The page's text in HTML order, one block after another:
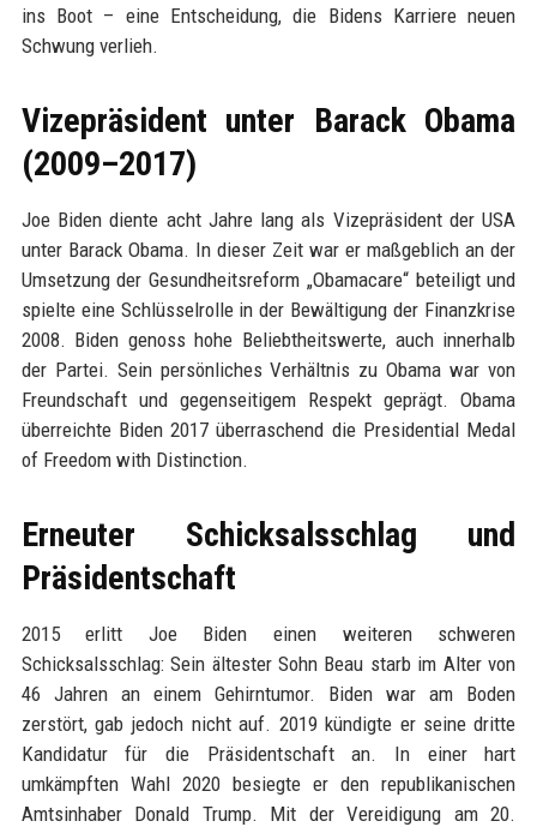
ins Boot – eine Entscheidung, die Bidens Karriere neuen
Schwung verlieh.
Vizepräsident unter Barack Obama
(2009–2017)
Joe Biden diente acht Jahre lang als Vizepräsident der USA
unter Barack Obama. In dieser Zeit war er maßgeblich an der
Umsetzung der Gesundheitsreform „Obamacare“ beteiligt und
spielte eine Schlüsselrolle in der Bewältigung der Finanzkrise
2008. Biden genoss hohe Beliebtheitswerte, auch innerhalb
der Partei. Sein persönliches Verhältnis zu Obama war von
Freundschaft und gegenseitigem Respekt geprägt. Obama
überreichte Biden 2017 überraschend die Presidential Medal
of Freedom with Distinction.
Erneuter Schicksalsschlag und
Präsidentschaft
2015 erlitt Joe Biden einen weiteren schweren
Schicksalsschlag: Sein ältester Sohn Beau starb im Alter von
46 Jahren an einem Gehirntumor. Biden war am Boden
zerstört, gab jedoch nicht auf. 2019 kündigte er seine dritte
Kandidatur für die Präsidentschaft an. In einer hart
umkämpften Wahl 2020 besiegte er den republikanischen
Amtsinhaber Donald Trump. Mit der Vereidigung am 20.